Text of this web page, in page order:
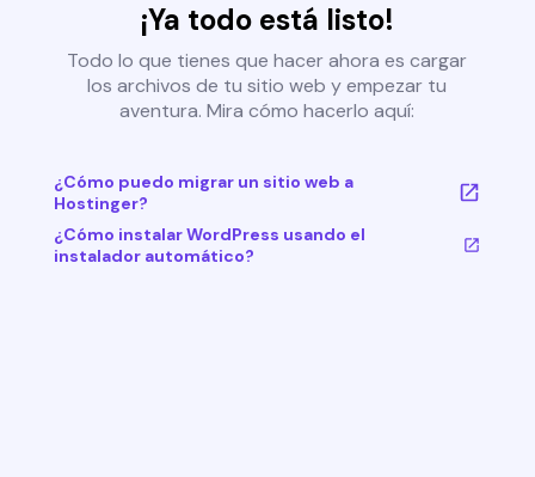
¡Ya todo está listo!
Todo lo que tienes que hacer ahora es cargar
los archivos de tu sitio web y empezar tu
aventura. Mira cómo hacerlo aquí:
¿Cómo puedo migrar un sitio web a
Hostinger?
¿Cómo instalar WordPress usando el
instalador automático?